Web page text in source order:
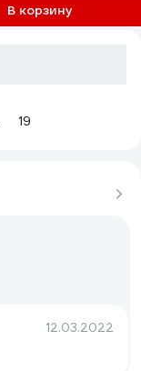
В корзину
19
12.03.2022